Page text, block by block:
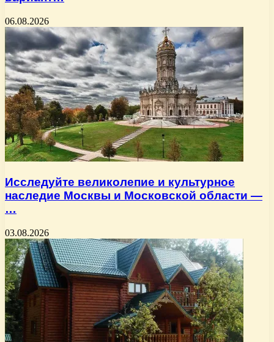
06.08.2026
Исследуйте великолепие и культурное
наследие Москвы и Московской области —
…
03.08.2026